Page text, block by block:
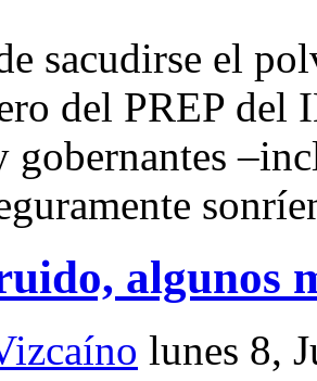
sacudirse el
del PREP del
gobernantes
algunos
lunes 8,